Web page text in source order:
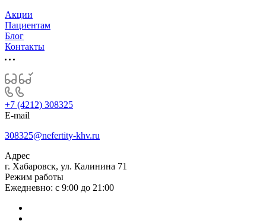
Акции
Пациентам
Блог
Контакты
+7 (4212) 308325
E-mail
308325@nefertity-khv.ru
Адрес
г. Хабаровск, ул. Калинина 71
Режим работы
Ежедневно: с 9:00 до 21:00